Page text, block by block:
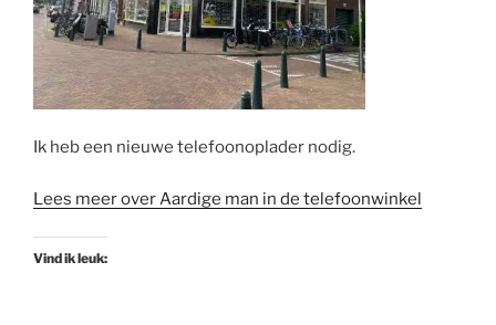
Ik heb een nieuwe telefoonoplader nodig.
Lees meer over Aardige man in de telefoonwinkel
Vind ik leuk: